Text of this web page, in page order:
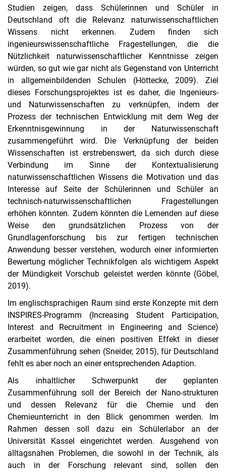
Studien zeigen, dass Schülerinnen und Schüler in
Deutschland oft die Relevanz naturwissenschaftlichen
Wissens nicht erkennen. Zudem finden sich
ingenieurswissenschaftliche Fragestellungen, die die
Nützlichkeit naturwissenschaftlicher Kenntnisse zeigen
würden, so gut wie gar nicht als Gegenstand von Unterricht
in allgemeinbildenden Schulen (Höttecke, 2009). Ziel
dieses Forschungsprojektes ist es daher, die Ingenieurs-
und Naturwissenschaften zu verknüpfen, indem der
Prozess der technischen Entwicklung mit dem Weg der
Erkenntnisgewinnung in der Naturwissenschaft
zusammengeführt wird. Die Verknüpfung der beiden
Wissenschaften ist erstrebenswert, da sich durch diese
Verbindung im Sinne der Kontextualisierung
naturwissenschaftlichen Wissens die Motivation und das
Interesse auf Seite der Schülerinnen und Schüler an
technisch-naturwissenschaftlichen Fragestellungen
erhöhen könnten. Zudem könnten die Lernenden auf diese
Weise den grundsätzlichen Prozess von der
Grundlagenforschung bis zur fertigen technischen
Anwendung besser verstehen, wodurch einer informierten
Bewertung möglicher Technikfolgen als wichtigem Aspekt
der Mündigkeit Vorschub geleistet werden könnte (Göbel,
2019).
Im englischsprachigen Raum sind erste Konzepte mit dem
INSPIRES-Programm (Increasing Student Participation,
Interest and Recruitment in Engineering and Science)
erarbeitet worden, die einen positiven Effekt in dieser
Zusammenführung sehen (Sneider, 2015), für Deutschland
fehlt es aber noch an einer entsprechenden Adaption.
Als inhaltlicher Schwerpunkt der geplanten
Zusammenführung soll der Bereich der Nano-strukturen
und dessen Relevanz für die Chemie und den
Chemieunterricht in den Blick genommen werden. Im
Rahmen dessen soll dazu ein Schülerlabor an der
Universität Kassel eingerichtet werden. Ausgehend von
alltagsnahen Problemen, die sowohl in der Technik, als
auch in der Forschung relevant sind, sollen den